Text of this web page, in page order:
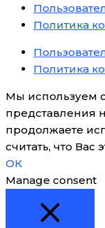
Политика
Политика
Мы используем
представления
продолжаете
считать, что Вас
ОК
Manage consent